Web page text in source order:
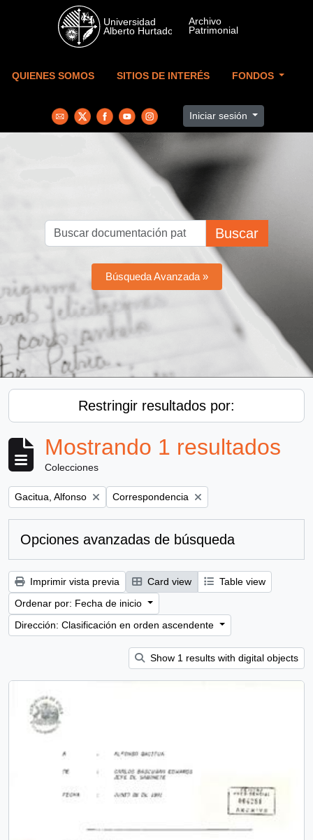
Skip to main content
QUIENES SOMOS SITIOS DE INTERÉS FONDOS
Iniciar sesión
Buscar
Búsqueda Avanzada »
Restringir resultados por:
Mostrando 1 resultados
Colecciones
Remove filter:
Gacitua, Alfonso Remove filter:
Correspondencia
Opciones avanzadas de búsqueda
Imprimir vista previa Card view
Table view
Ordenar por: Fecha de inicio
Dirección: Clasificación en orden ascendente
Show 1 results with digital objects